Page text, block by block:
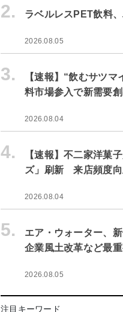
2. ラベルレスPET飲料
2026.08.05
3.
【速報】“飲むサツ
料市場参入で新需要
2026.08.04
4.
【速報】不二家洋菓
ズ」刷新 来店頻度
2026.08.04
5.
エア・ウォーター、
企業風土改革など最
2026.08.05
注目キーワード